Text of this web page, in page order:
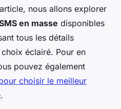
nous allons explorer
en masse disponibles
tous les détails
éclairé. Pour en
pouvez également
choisir le meilleur
.